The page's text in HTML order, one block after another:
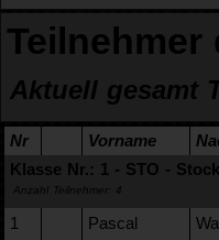
Teilnehmer
Aktuell gesamt
Nr Vorname
Klasse Nr.: 1 - STO -
Anzahl Teilnehmer: 4
1 Pascal